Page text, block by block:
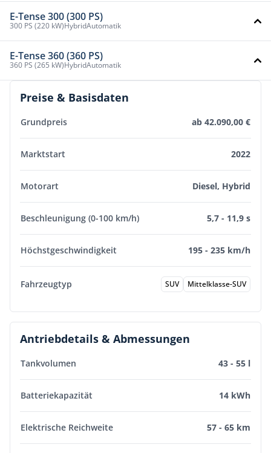
E-Tense 300 (300 PS)
300 PS (220 kW)HybridAutomatik
E-Tense 360 (360 PS)
360 PS (265 kW)HybridAutomatik
Preise & Basisdaten
Grundpreis ab 42.090,00 €
Marktstart 2022
Motorart Diesel, Hybrid
Beschleunigung (0-100 km/h) 5,7 - 11,9 s
Höchstgeschwindigkeit 195 - 235 km/h
Fahrzeugtyp SUV Mittelklasse-SUV
Antriebdetails & Abmessungen
Tankvolumen 43 - 55 l
Batteriekapazität 14 kWh
Elektrische Reichweite 57 - 65 km